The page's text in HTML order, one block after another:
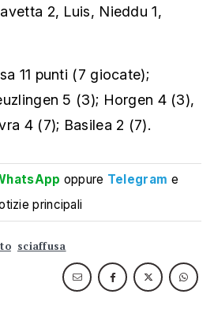
2, Luis, Nieddu 1,
11 punti (7 giocate);
5 (3); Horgen 4 (3),
4 (7); Basilea 2 (7).
oppure Telegram e
principali
sciaffusa